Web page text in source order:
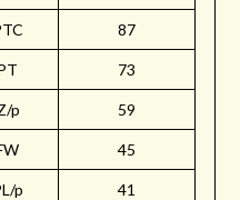
87
73
p 59
45
p 41